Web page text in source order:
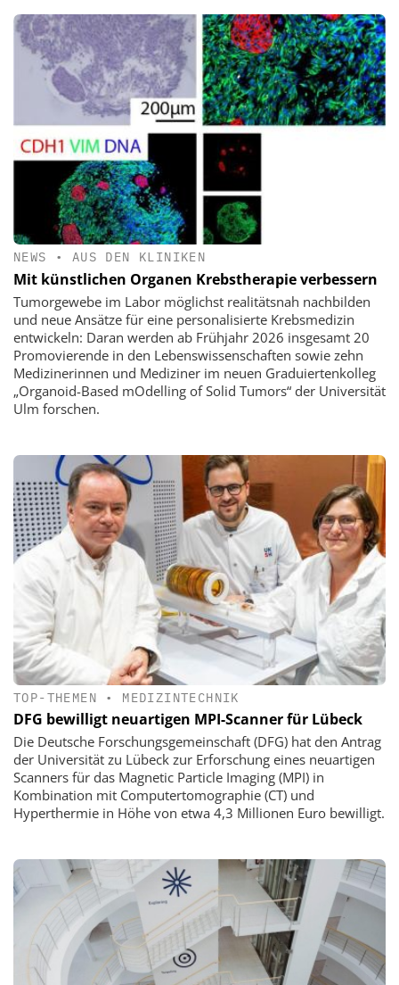
NEWS • AUS DEN KLINIKEN
Mit künstlichen Organen Krebstherapie verbessern
Tumorgewebe im Labor möglichst realitätsnah nachbilden
und neue Ansätze für eine personalisierte Krebsmedizin
entwickeln: Daran werden ab Frühjahr 2026 insgesamt 20
Promovierende in den Lebenswissenschaften sowie zehn
Medizinerinnen und Mediziner im neuen Graduiertenkolleg
„Organoid-Based mOdelling of Solid Tumors“ der Universität
Ulm forschen.
TOP-THEMEN • MEDIZINTECHNIK
DFG bewilligt neuartigen MPI-Scanner für Lübeck
Die Deutsche Forschungsgemeinschaft (DFG) hat den Antrag
der Universität zu Lübeck zur Erforschung eines neuartigen
Scanners für das Magnetic Particle Imaging (MPI) in
Kombination mit Computertomographie (CT) und
Hyperthermie in Höhe von etwa 4,3 Millionen Euro bewilligt.